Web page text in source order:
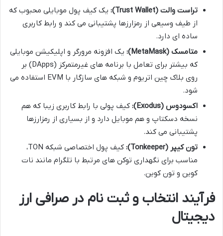
تراست والت (Trust Wallet):
یک کیف پول موبایلی محبوب که
از طیف وسیعی از رمزارزها پشتیبانی می کند و رابط کاربری
ساده ای دارد.
متامسک (MetaMask):
یک افزونه مرورگر و اپلیکیشن موبایلی
که بیشتر برای تعامل با برنامه های غیرمتمرکز (DApps) بر
روی بلاک چین اتریوم و شبکه های سازگار با EVM استفاده می
شود.
اکسودوس (Exodus):
کیف پولی با رابط کاربری زیبا که هم
نسخه دسکتاپ و هم موبایل دارد و از بسیاری از رمزارزها
پشتیبانی می کند.
تون کیپر (Tonkeeper):
کیف پول اختصاصی شبکه TON،
مناسب برای نگهداری توکن های مرتبط با تلگرام مانند نات
کوین و تون کوین.
فرآیند انتخاب و ثبت نام در صرافی ارز
دیجیتال